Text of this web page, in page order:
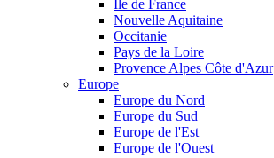
Ile de France
Nouvelle Aquitaine
Occitanie
Pays de la Loire
Provence Alpes Côte d'Azur
Europe
Europe du Nord
Europe du Sud
Europe de l'Est
Europe de l'Ouest